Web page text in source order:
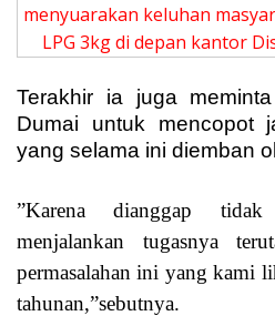
menyuarakan keluhan
LPG 3kg di depan kantor
Terakhir ia juga
Dumai untuk mencopot
yang selama ini diemban
”Karena dianggap tidak
menjalankan tugasnya
permasalahan ini yang kami
tahunan,”sebutnya.